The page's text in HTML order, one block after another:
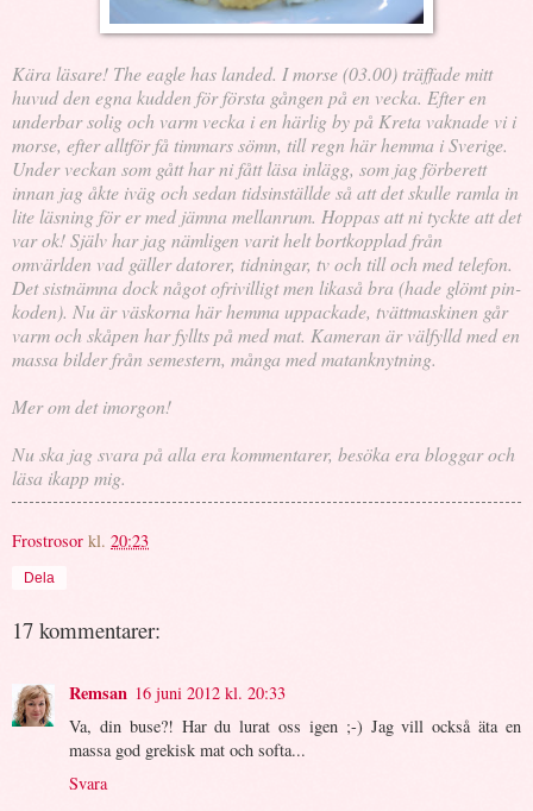
Kära läsare! The eagle has landed. I morse (03.00) träffade mitt
huvud den egna kudden för första gången på en vecka. Efter en
underbar solig och varm vecka i en härlig by på Kreta vaknade vi i
morse, efter alltför få timmars sömn, till regn här hemma i Sverige.
Under veckan som gått har ni fått läsa inlägg, som jag förberett
innan jag åkte iväg och sedan tidsinställde så att det skulle ramla in
lite läsning för er med jämna mellanrum. Hoppas att ni tyckte att det
var ok! Själv har jag nämligen varit helt bortkopplad från
omvärlden vad gäller datorer, tidningar, tv och till och med telefon.
Det sistnämna dock något ofrivilligt men likaså bra (hade glömt pin-
koden). Nu är väskorna här hemma uppackade, tvättmaskinen går
varm och skåpen har fyllts på med mat. Kameran är välfylld med en
massa bilder från semestern, många med matanknytning.
Mer om det imorgon!
Nu ska jag svara på alla era kommentarer, besöka era bloggar och
läsa ikapp mig.
Frostrosor kl. 20:23
Dela
17 kommentarer:
Remsan 16 juni 2012 kl. 20:33
Va, din buse?! Har du lurat oss igen ;-) Jag vill också äta en
massa god grekisk mat och softa...
Svara